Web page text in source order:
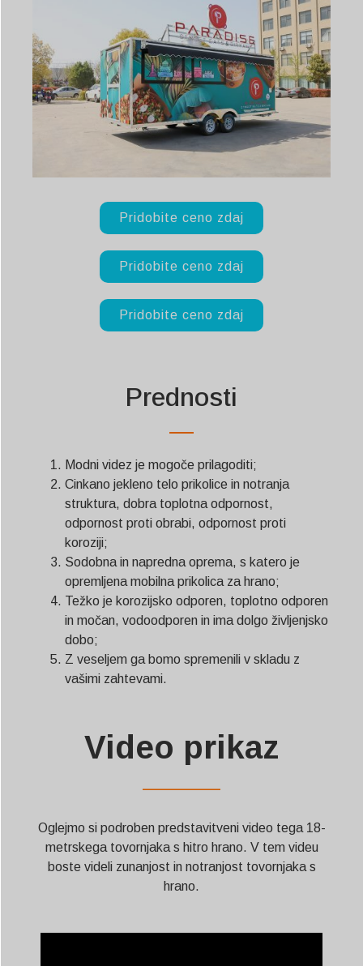
Pridobite ceno zdaj
Pridobite ceno zdaj
Pridobite ceno zdaj
Prednosti
Modni videz je mogoče prilagoditi;
Cinkano jekleno telo prikolice in notranja
struktura, dobra toplotna odpornost,
odpornost proti obrabi, odpornost proti
koroziji;
Sodobna in napredna oprema, s katero je
opremljena mobilna prikolica za hrano;
Težko je korozijsko odporen, toplotno odporen
in močan, vodoodporen in ima dolgo življenjsko
dobo;
Z veseljem ga bomo spremenili v skladu z
vašimi zahtevami.
Video prikaz
——————
Oglejmo si podroben predstavitveni video tega 18-
metrskega tovornjaka s hitro hrano. V tem videu
boste videli zunanjost in notranjost tovornjaka s
hrano.